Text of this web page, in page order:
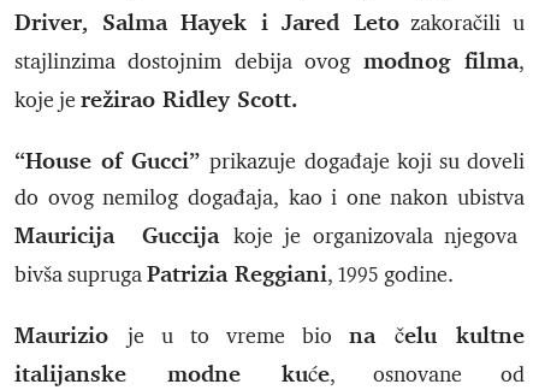
Driver, Salma Hayek i Jared Letozakoračili u
stajlinzima dostojnim debija ovog modnog filma,
koje je režirao Ridley Scott.
“House of Gucci”prikazuje događaje koji su doveli
do ovog nemilog događaja, kao i one nakon ubistva
Mauricija Guccija koje je organizovala njegova
bivša suprugaPatrizia Reggiani, 1995 godine.
Maurizio je u to vreme bio na čelu kultne
italijanske modne kuće, osnovane od